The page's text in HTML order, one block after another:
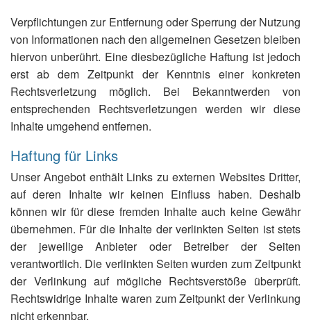
Verpflichtungen zur Entfernung oder Sperrung der Nutzung
von Informationen nach den allgemeinen Gesetzen bleiben
hiervon unberührt. Eine diesbezügliche Haftung ist jedoch
erst ab dem Zeitpunkt der Kenntnis einer konkreten
Rechtsverletzung möglich. Bei Bekanntwerden von
entsprechenden Rechtsverletzungen werden wir diese
Inhalte umgehend entfernen.
Haftung für Links
Unser Angebot enthält Links zu externen Websites Dritter,
auf deren Inhalte wir keinen Einfluss haben. Deshalb
können wir für diese fremden Inhalte auch keine Gewähr
übernehmen. Für die Inhalte der verlinkten Seiten ist stets
der jeweilige Anbieter oder Betreiber der Seiten
verantwortlich. Die verlinkten Seiten wurden zum Zeitpunkt
der Verlinkung auf mögliche Rechtsverstöße überprüft.
Rechtswidrige Inhalte waren zum Zeitpunkt der Verlinkung
nicht erkennbar.